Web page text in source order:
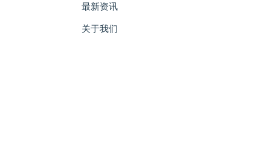
最新资讯
关于我们